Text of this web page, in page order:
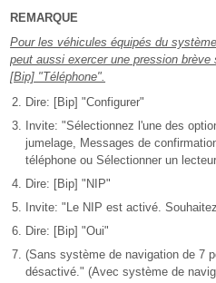
REMARQUE
Pour les véhicules équipés du
peut aussi exercer une pression
[Bip] "Téléphone".
Dire: [Bip] "Configurer"
Invite: "Sélectionnez l'une des
jumelage, Messages de
téléphone ou Sélectionner un
Dire: [Bip] "NIP"
Invite: "Le NIP est activé.
Dire: [Bip] "Oui"
(Sans système de navigation de 7
désactivé." (Avec système de